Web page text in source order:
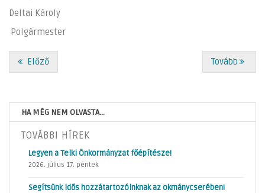
Deltai Károly
Polgármester
Előző Tovább
HA MÉG NEM OLVASTA...
TOVÁBBI HÍREK
Legyen a Telki Önkormányzat főépítésze!
2026. július 17. péntek
Segítsünk idős hozzátartozóinknak az okmánycserében!